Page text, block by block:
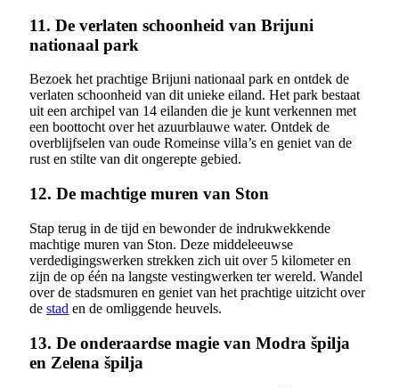
11. De verlaten schoonheid van Brijuni
nationaal park
Bezoek het prachtige Brijuni nationaal park en ontdek de
verlaten schoonheid van dit unieke eiland. Het park bestaat
uit een archipel van 14 eilanden die je kunt verkennen met
een boottocht over het azuurblauwe water. Ontdek de
overblijfselen van oude Romeinse villa’s en geniet van de
rust en stilte van dit ongerepte gebied.
12. De machtige muren van Ston
Stap terug in de tijd en bewonder de indrukwekkende
machtige muren van Ston. Deze middeleeuwse
verdedigingswerken strekken zich uit over 5 kilometer en
zijn de op één na langste vestingwerken ter wereld. Wandel
over de stadsmuren en geniet van het prachtige uitzicht over
de stad en de omliggende heuvels.
13. De onderaardse magie van Modra špilja
en Zelena špilja